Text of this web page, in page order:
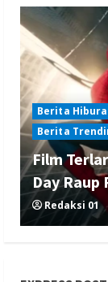
Berita
Berita
Film
Day Raup
Redaksi 01